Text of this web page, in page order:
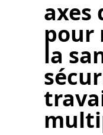
axes
pour
la